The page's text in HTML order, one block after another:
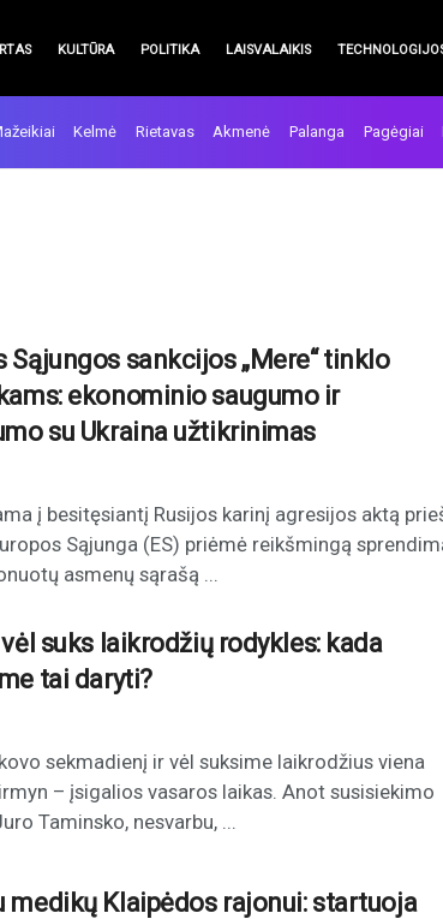
KULTŪRA POLITIKA LAISVALAIKIS
Kelmė Rietavas Akmenė Palanga Pagėgiai
Sąjungos sankcijos „Mere“ tinklo
ekonominio saugumo ir
su Ukraina užtikrinimas
į besitęsiantį Rusijos karinį agresijos aktą
Sąjunga (ES) priėmė reikšmingą
asmenų sąrašą ...
suks laikrodžių rodykles: kada
tai daryti?
sekmadienį ir vėl suksime laikrodžius viena
– įsigalios vasaros laikas. Anot susisiekimo
Taminsko, nesvarbu, ...
medikų Klaipėdos rajonui: startuoja